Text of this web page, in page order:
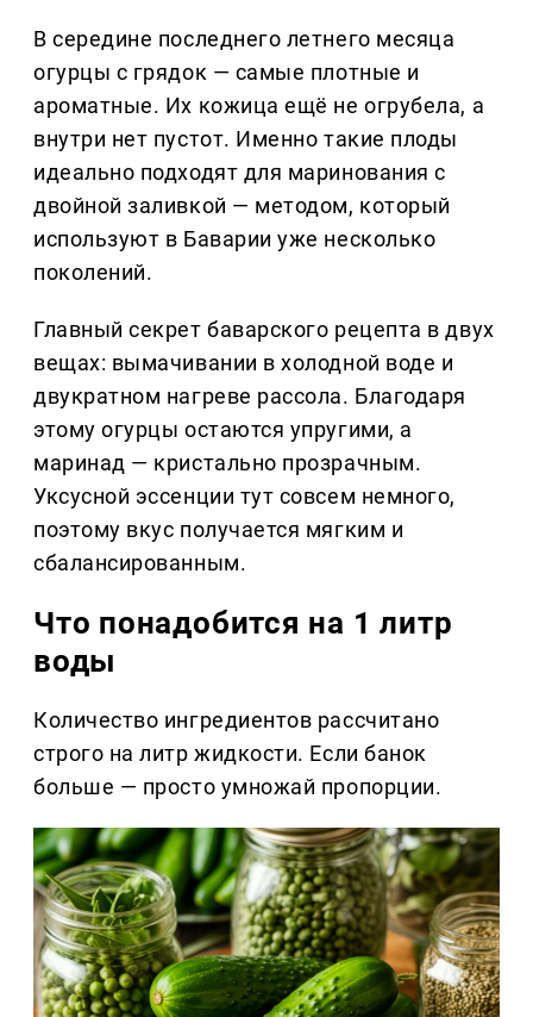
В середине последнего летнего месяца
огурцы с грядок — самые плотные и
ароматные. Их кожица ещё не огрубела, а
внутри нет пустот. Именно такие плоды
идеально подходят для маринования с
двойной заливкой — методом, который
используют в Баварии уже несколько
поколений.
Главный секрет баварского рецепта в двух
вещах: вымачивании в холодной воде и
двукратном нагреве рассола. Благодаря
этому огурцы остаются упругими, а
маринад — кристально прозрачным.
Уксусной эссенции тут совсем немного,
поэтому вкус получается мягким и
сбалансированным.
Что понадобится на 1 литр
воды
Количество ингредиентов рассчитано
строго на литр жидкости. Если банок
больше — просто умножай пропорции.